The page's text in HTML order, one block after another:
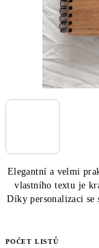
Elegantní a velmi
vlastního textu je
Díky personalizaci se
POČET LISTŮ